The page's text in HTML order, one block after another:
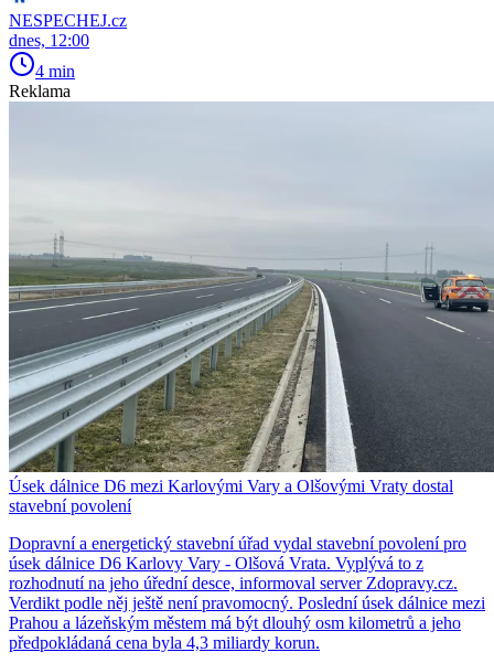
NESPECHEJ.cz
dnes, 12:00
4 min
Reklama
Úsek dálnice D6 mezi Karlovými Vary a Olšovými Vraty dostal
stavební povolení
Dopravní a energetický stavební úřad vydal stavební povolení pro
úsek dálnice D6 Karlovy Vary - Olšová Vrata. Vyplývá to z
rozhodnutí na jeho úřední desce, informoval server Zdopravy.cz.
Verdikt podle něj ještě není pravomocný. Poslední úsek dálnice mezi
Prahou a lázeňským městem má být dlouhý osm kilometrů a jeho
předpokládaná cena byla 4,3 miliardy korun.